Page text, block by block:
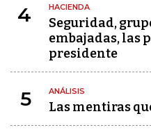
4 HACIENDA
Seguridad,
embajadas, las
presidente
5 ANÁLISIS
Las mentiras